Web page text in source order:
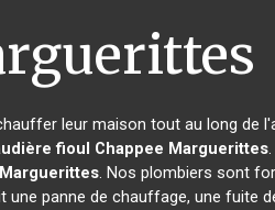
leur maison tout au long de
fioul Chappee Marguerittes
Marguerittes. Nos plombiers sont
une panne de chauffage, une fuite